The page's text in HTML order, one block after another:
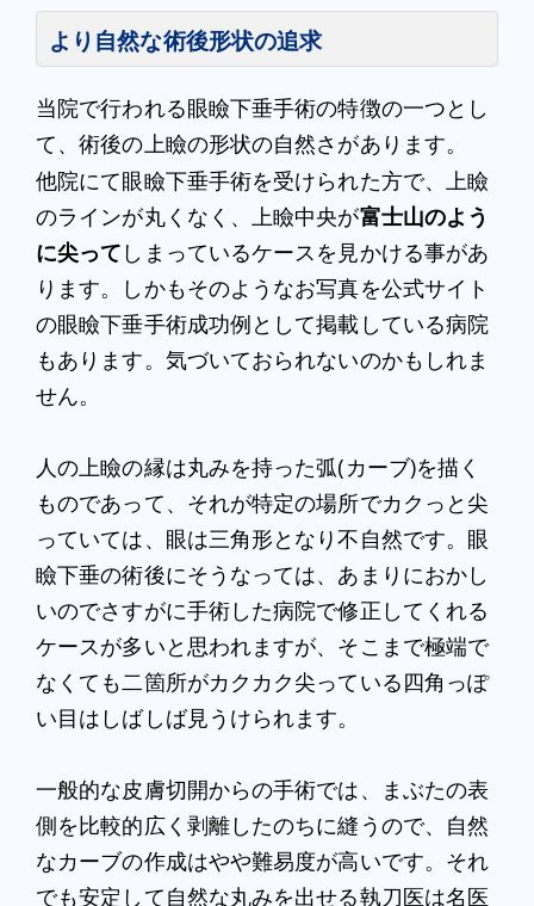
より自然な術後形状の追求
当院で行われる眼瞼下垂手術の特徴の一つとし
て、術後の上瞼の形状の自然さがあります。
他院にて眼瞼下垂手術を受けられた方で、上瞼
のラインが丸くなく、上瞼中央が富士山のよう
に尖って しまっているケースを見かける事があ
ります。しかもそのようなお写真を公式サイト
の眼瞼下垂手術成功例として掲載している病院
もあります。気づいておられないのかもしれま
せん。
人の上瞼の縁は丸みを持った弧(カーブ)を描く
ものであって、それが特定の場所でカクっと尖
っていては、眼は三角形となり不自然です。眼
瞼下垂の術後にそうなっては、あまりにおかし
いのでさすがに手術した病院で修正してくれる
ケースが多いと思われますが、そこまで極端で
なくても二箇所がカクカク尖っている四角っぽ
い目はしばしば見うけられます。
一般的な皮膚切開からの手術では、まぶたの表
側を比較的広く剥離したのちに縫うので、自然
なカーブの作成はやや難易度が高いです。それ
でも安定して自然な丸みを出せる執刀医は名医